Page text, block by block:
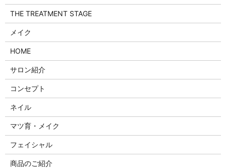
THE TREATMENT STAGE
メイク
HOME
サロン紹介
コンセプト
ネイル
マツ育・メイク
フェイシャル
商品のご紹介